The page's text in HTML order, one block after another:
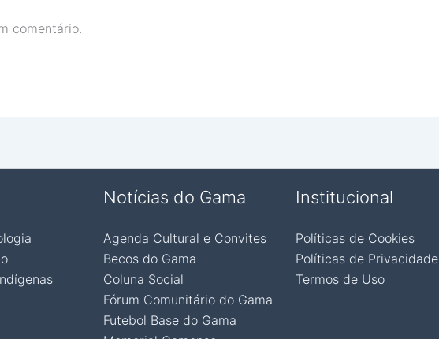
comentário.
Notícias do Gama
Agenda Cultural e Convites
Becos do Gama
Coluna Social
Fórum Comunitário do Gama
Futebol Base do Gama
Institucional
Políticas de Cookies
Políticas de Privacidade
Termos de Uso